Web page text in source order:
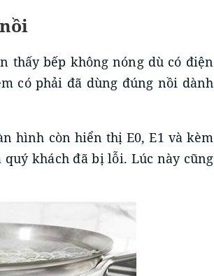
thấy bếp không nóng dù có điện
có phải đã dùng đúng nồi dành
hình còn hiển thị E0, E1 và kèm
khách đã bị lỗi. Lúc này cũng